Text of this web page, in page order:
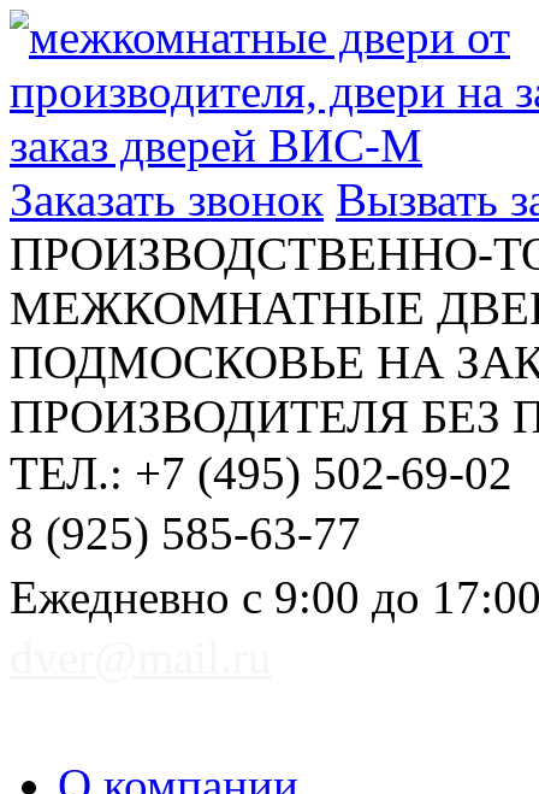
Заказать звонок Вызвать
ПРОИЗВОДСТВЕННО-
МЕЖКОМНАТНЫЕ
ПОДМОСКОВЬЕ НА
ПРОИЗВОДИТЕЛЯ БЕЗ
ТЕЛ.: +7 (495) 502-69-02
8 (925) 585-63-77
Ежедневно с 9:00 до